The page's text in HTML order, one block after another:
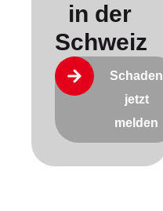
in der
Schweiz
Schaden
jetzt
melden